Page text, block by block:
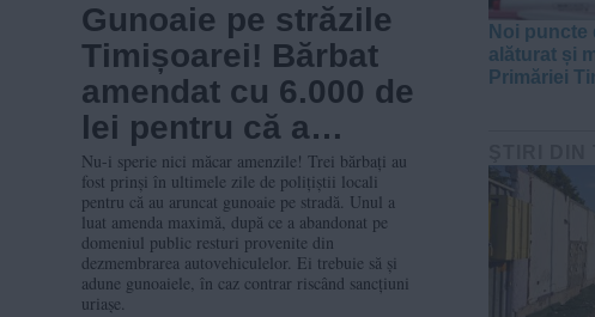
Gunoaie pe străzile
Timișoarei! Bărbat
amendat cu 6.000 de
lei pentru că a
aruncat resturi din
dezmembrarea de
mașini
Nu-i sperie nici măcar amenzile! Trei bărbați au
fost prinși în ultimele zile de polițiștii locali
pentru că au aruncat gunoaie pe stradă. Unul a
luat amenda maximă, după ce a abandonat pe
domeniul public resturi provenite din
dezmembrarea autovehiculelor. Ei trebuie să și
adune gunoaiele, în caz contrar riscând sancțiuni
uriașe.
Noi puncte
alăturat și
Primăriei